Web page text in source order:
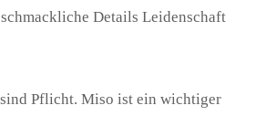
Details Leidenschaft
sind Pflicht. Miso ist ein wichtiger